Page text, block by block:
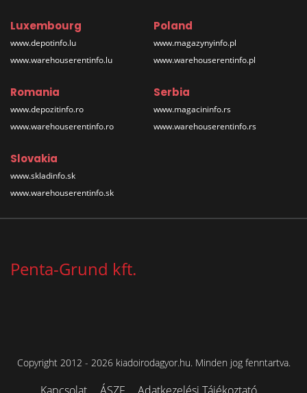
Luxembourg
www.depotinfo.lu
www.warehouserentinfo.lu
Poland
www.magazynyinfo.pl
www.warehouserentinfo.pl
Romania
www.depozitinfo.ro
www.warehouserentinfo.ro
Serbia
www.magacininfo.rs
www.warehouserentinfo.rs
Slovakia
www.skladinfo.sk
www.warehouserentinfo.sk
Penta-Grund kft.
Copyright 2012 - 2026 kiadoirodagyor.hu. Minden jog fenntartva.